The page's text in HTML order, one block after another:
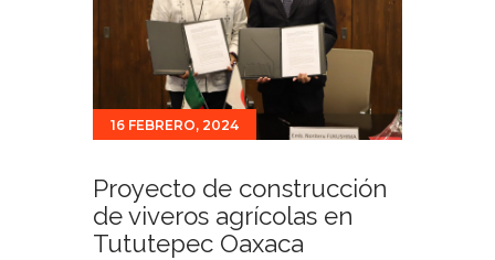
Noticias
Contacto
16 FEBRERO, 2024
Proyecto de construcción
de viveros agrícolas en
Tututepec Oaxaca